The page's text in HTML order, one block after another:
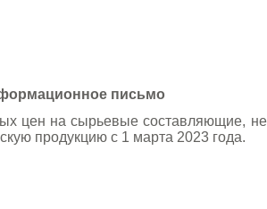
письмо
цен на сырьевые составляющие,
продукцию с 1 марта 2023 года.